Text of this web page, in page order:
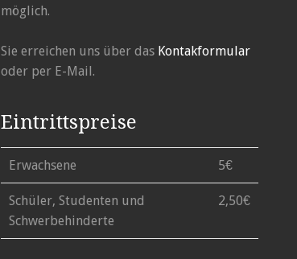
möglich.
Sie erreichen uns über das Kontakformular
oder per E-Mail.
Eintrittspreise
Erwachsene 5€
Schüler, Studenten und
Schwerbehinderte
2,50€